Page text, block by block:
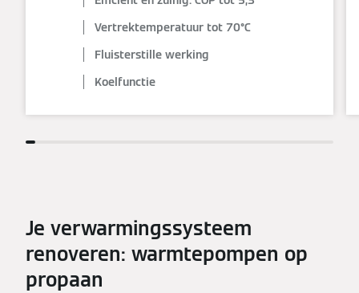
Vertrektemperatuur tot 70°C
Fluisterstille werking
Koelfunctie
Je verwarmingssysteem
renoveren: warmtepompen op
propaan